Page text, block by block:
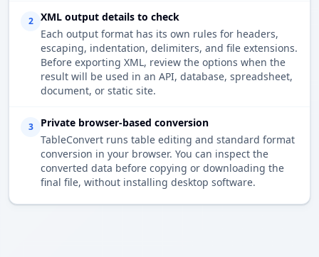
2
XML output details to check
Each output format has its own rules for headers,
escaping, indentation, delimiters, and file extensions.
Before exporting XML, review the options when the
result will be used in an API, database, spreadsheet,
document, or static site.
3
Private browser-based conversion
TableConvert runs table editing and standard format
conversion in your browser. You can inspect the
converted data before copying or downloading the
final file, without installing desktop software.